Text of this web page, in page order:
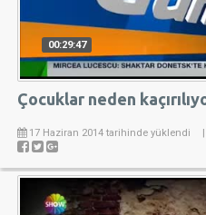
00:29:47
Çocuklar neden
17 Haziran 2014 tarihinde yüklendi |